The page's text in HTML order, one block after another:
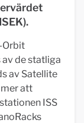
Orbit
de statliga
av Satellite
att
ISS